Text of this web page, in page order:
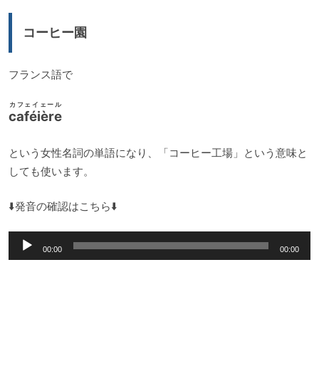
コーヒー園
フランス語で
caféière
カフェイェール
という女性名詞の単語になり、「コーヒー工場」という意味と
しても使います。
⬇️発音の確認はこちら⬇️
声
00:00 00:00